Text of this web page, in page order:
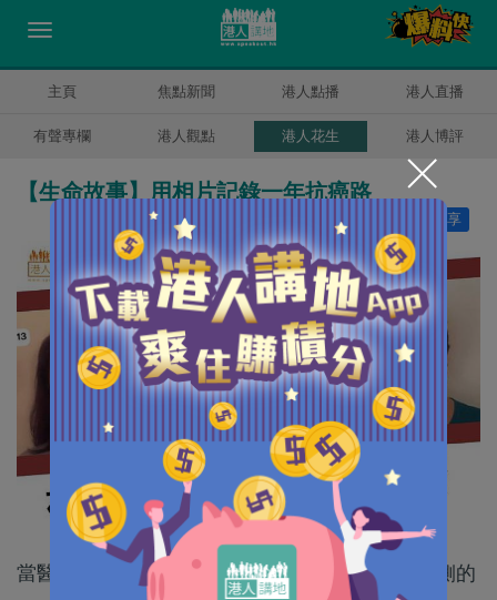
主頁 焦點新聞 港人點播 港人直播
有聲專欄 港人觀點 港人花生 港人博評
【生命故事】用相片記錄一年抗癌路
分享
當醫生宣佈患上癌症的一刻，除了病人和陪伴在側的